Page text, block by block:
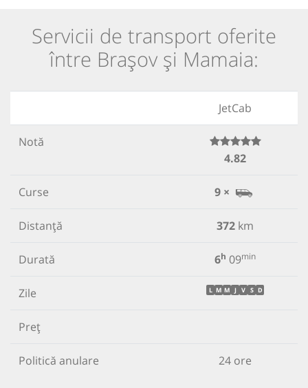
Servicii de transport oferite
între Brașov și Mamaia:
JetCab
Notă
4.82
Curse 9 ×
Distanță 372 km
Durată 6h 09min
Zile L M M J V S D
Preț
Politică anulare 24 ore